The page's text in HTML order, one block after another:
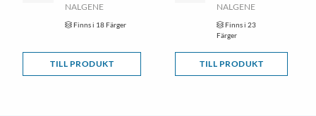
NALGENE
Finns i 18 Färger
TILL PRODUKT
NALGENE
Finns i 23
Färger
TILL PRODUKT